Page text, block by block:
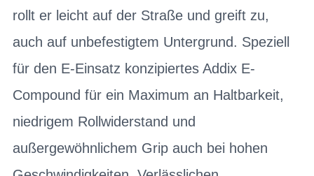
rollt er leicht auf der Straße und greift zu,
auch auf unbefestigtem Untergrund. Speziell
für den E-Einsatz konzipiertes Addix E-
Compound für ein Maximum an Haltbarkeit,
niedrigem Rollwiderstand und
außergewöhnlichem Grip auch bei hohen